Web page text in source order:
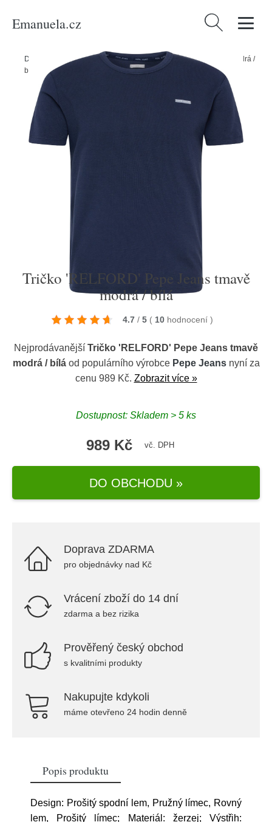
Emanuela.cz Vyhledávání
Domů Produkty/Muži
Tričko 'RELFORD' Pepe Jeans tmavě modrá /
bílá
Tričko 'RELFORD' Pepe Jeans tmavě
modrá / bílá
4.7 / 5 ( 10 hodnocení )
Nejprodávanější Tričko 'RELFORD' Pepe Jeans tmavě
modrá / bíláod populárního výrobce Pepe Jeansnyní za
cenu 989 Kč. Zobrazit více »
Dostupnost: Skladem > 5 ks
989 Kč vč. DPH
DO OBCHODU »
Doprava ZDARMA
pro objednávky nad Kč
Vrácení zboží do 14 dní
zdarma a bez rizika
Prověřený český obchod
s kvalitními produkty
Nakupujte kdykoli
máme otevřeno 24 hodin denně
Popis produktu
Design: Prošitý spodní lem, Pružný límec, Rovný
lem, Prošitý límec; Materiál: žerzej; Výstřih: